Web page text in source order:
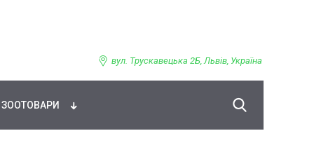
вул. Трускавецька 2Б, Львів, Україна
ЗООТОВАРИ